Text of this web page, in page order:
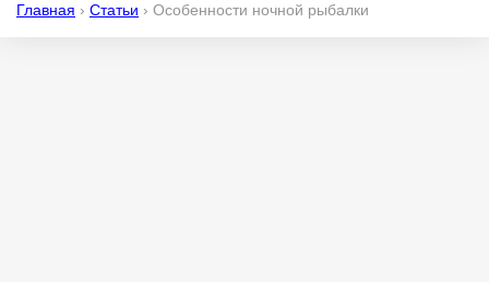
Главная › Статьи › Особенности ночной рыбалки